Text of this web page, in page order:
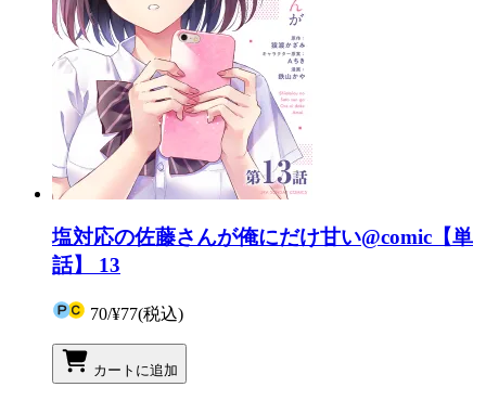
塩対応の佐藤さんが俺にだけ甘い@comic【単
話】 13
70/¥77(税込)
カートに追加